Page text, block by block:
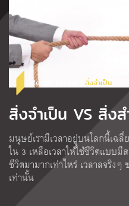
Wealth Me Up | สิ่งจำเป็น
สิ่งจำเป็น VS สิ่ง
มนุษย์เรามีเวลาอยู่บนโลกนี้เฉ
ใน 3 เหลือเวลาให้ใช้ชีวิตแบบ
ชีวิตมามากเท่าไหร่ เวลาลจริง
เท่านั้น